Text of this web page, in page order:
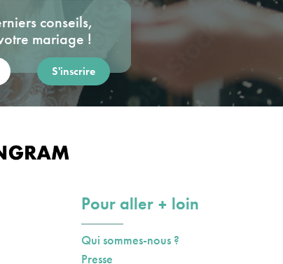
conseils,
mariage !
Pour aller plusloin
Qui sommes-nous ?
Presse